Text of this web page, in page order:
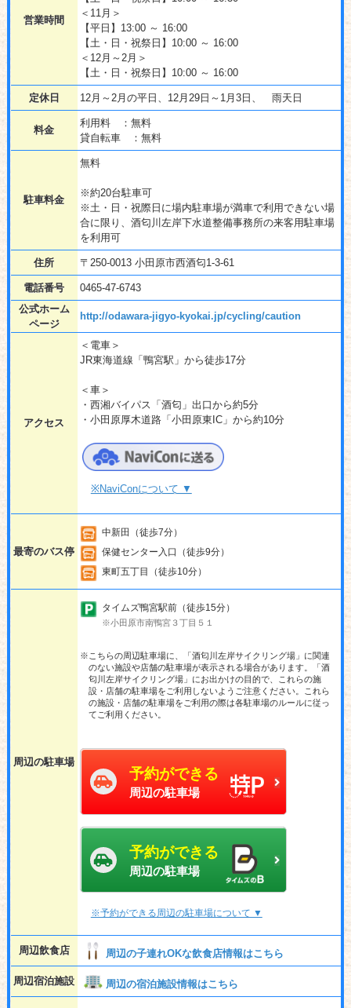
営業時間
＜11月＞
【平日】13:00 ～ 16:00
【土・日・祝祭日】10:00 ～ 16:00
＜12月～2月＞
【土・日・祝祭日】10:00 ～ 16:00
定休日 12月～2月の平日、12月29日～1月3日、 雨天日
料金
利用料 ：無料
貸自転車 ：無料
駐車料金
無料
※約20台駐車可
※土・日・祝際日に場内駐車場が満車で利用できない場
合に限り、酒匂川左岸下水道整備事務所の来客用駐車場
を利用可
住所 〒250-0013 小田原市西酒匂1-3-61
電話番号
0465-47-6743
公式ホーム
ページ
http://odawara-jigyo-kyokai.jp/cycling/caution
アクセス
＜電車＞
JR東海道線「鴨宮駅」から徒歩17分
＜車＞
・西湘バイパス「酒匂」出口から約5分
・小田原厚木道路「小田原東IC」から約10分
※NaviConについて ▼
最寄のバス停
中新田（徒歩7分）
保健センター入口（徒歩9分）
東町五丁目（徒歩10分）
周辺の駐車場
タイムズ鴨宮駅前（徒歩15分）
※小田原市南鴨宮３丁目５１
※こちらの周辺駐車場に、「酒匂川左岸サイクリング場」に関連
のない施設や店舗の駐車場が表示される場合があります。「酒
匂川左岸サイクリング場」にお出かけの目的で、これらの施
設・店舗の駐車場をご利用しないようご注意ください。これら
の施設・店舗の駐車場をご利用の際は各駐車場のルールに従っ
てご利用ください。
予約ができる
周辺の駐車場
予約ができる
周辺の駐車場
※予約ができる周辺の駐車場について ▼
周辺飲食店 周辺の子連れOKな飲食店情報はこちら
周辺宿泊施設 周辺の宿泊施設情報はこちら